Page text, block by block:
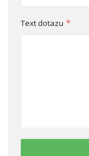
Text dotazu *